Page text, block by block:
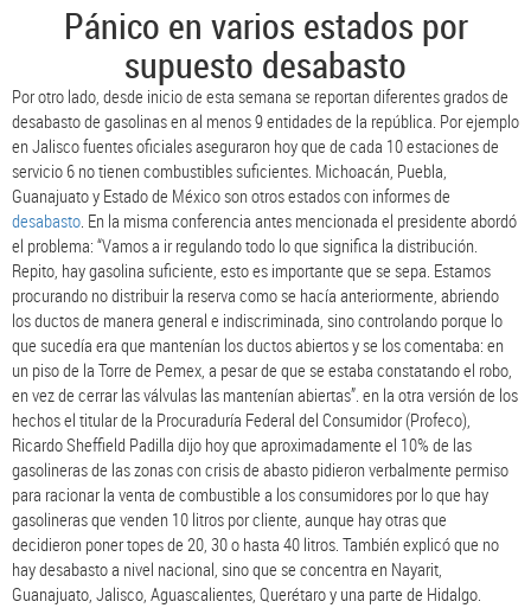
Pánico en varios estados por
supuesto desabasto
Por otro lado, desde inicio de esta semana se reportan diferentes grados de
desabasto de gasolinas en al menos 9 entidades de la república. Por ejemplo
en Jalisco fuentes oficiales aseguraron hoy que de cada 10 estaciones de
servicio 6 no tienen combustibles suficientes. Michoacán, Puebla,
Guanajuato y Estado de México son otros estados con informes de
desabasto. En la misma conferencia antes mencionada el presidente abordó
el problema: “Vamos a ir regulando todo lo que significa la distribución.
Repito, hay gasolina suficiente, esto es importante que se sepa. Estamos
procurando no distribuir la reserva como se hacía anteriormente, abriendo
los ductos de manera general e indiscriminada, sino controlando porque lo
que sucedía era que mantenían los ductos abiertos y se los comentaba: en
un piso de la Torre de Pemex, a pesar de que se estaba constatando el robo,
en vez de cerrar las válvulas las mantenían abiertas”. en la otra versión de los
hechos el titular de la Procuraduría Federal del Consumidor (Profeco),
Ricardo Sheffield Padilla dijo hoy que aproximadamente el 10% de las
gasolineras de las zonas con crisis de abasto pidieron verbalmente permiso
para racionar la venta de combustible a los consumidores por lo que hay
gasolineras que venden 10 litros por cliente, aunque hay otras que
decidieron poner topes de 20, 30 o hasta 40 litros. También explicó que no
hay desabasto a nivel nacional, sino que se concentra en Nayarit,
Guanajuato, Jalisco, Aguascalientes, Querétaro y una parte de Hidalgo.